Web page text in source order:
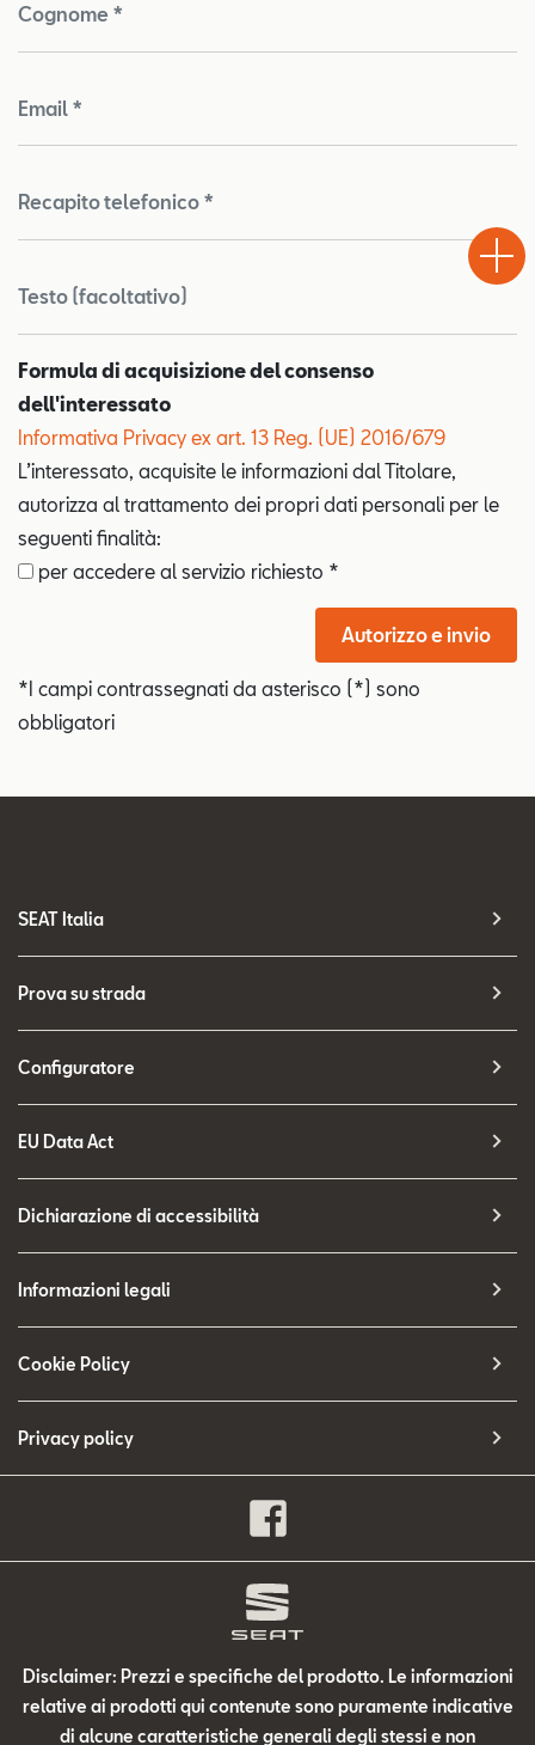
Cognome *
Email *
Recapito telefonico *
Testo (facoltativo)
Formula di acquisizione del consenso
dell'interessato
Informativa Privacy ex art. 13 Reg. (UE) 2016/679
L’interessato, acquisite le informazioni dal Titolare,
autorizza al trattamento dei propri dati personali per le
seguenti finalità:
per accedere al servizio richiesto *
Autorizzo e invio
*I campi contrassegnati da asterisco (*) sono
obbligatori
SEAT Italia
Prova su strada
Configuratore
EU Data Act
Dichiarazione di accessibilità
Informazioni legali
Cookie Policy
Privacy policy
Disclaimer: Prezzi e specifiche del prodotto. Le informazioni
relative ai prodotti qui contenute sono puramente indicative
di alcune caratteristiche generali degli stessi e non
Drive
Chiama